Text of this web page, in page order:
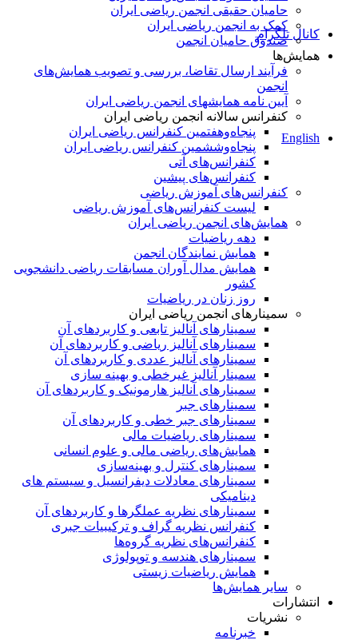
کانال تلگرام
English
حامیان حقیقی انجمن ریاضی ایران
کمک به انجمن ریاضی ایران
صندوق حامیان انجمن
همایش‌ها
فرآیند ارسال تقاضا، بررسی و تصویب همایش‌های
انجمن
آیین نامه همایشهای انجمن ریاضی ایران
کنفرانس‌ سالانه انجمن ریاضی ایران
پنجاه‌و‌هفتمین کنفرانس ریاضی ایران
پنجاه‌و‌ششمین کنفرانس ریاضی ایران
کنفرانس‌های آتی
کنفرانس‎‌های پیشین
کنفرانس‌های آموزش ریاضی
لیست کنفرانس‌های آموزش ریاضی
همایش‌های انجمن ریاضی ایران
دهه ریاضیات
همایش نمایندگان انجمن
همایش مدال آوران مسابقات ریاضی دانشجویی
کشور
روز زنان در ریاضیات
سمینارهای انجمن ریاضی ایران
سمینارهای آنالیز تابعی و کاربردهای آن
سمینارهای آنالیز ریاضی و کاربردهای آن
سمینارهای آنالیز عددی و کاربردهای آن
سمینار آنالیز غیرخطی و بهینه سازی
سمینارهای آنالیز هارمونیک و کاربردهای آن
سمینار‌های جبر
سمینارهای جبر خطی و کاربردهای آن
سمینار‌های ریاضیات مالی
همایش‌های ریاضی مالی و علوم انسانی
سمینارهای کنترل و بهینه‌سازی
سمینارهای معادلات دیفرانسیل و سیستم های
دینامیکی
سمینار‌های نظریه عملگرها و کاربردهای آن
کنفرانس نظریه گراف و ترکیبیات جبری
کنفرانس‌های نظریه گروه‌ها
سمینار‌های هندسه و توپولوژی
همایش ریاضیات زیستی
سایر همایش‌ها
انتشارات
نشریات
خبرنامه